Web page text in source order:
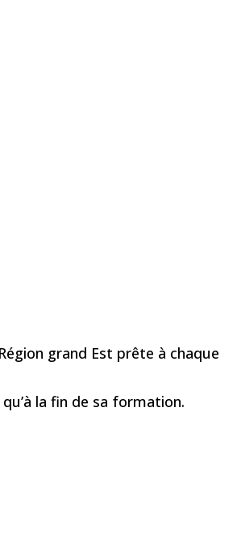
grand Est prête à chaque
la fin de sa formation.